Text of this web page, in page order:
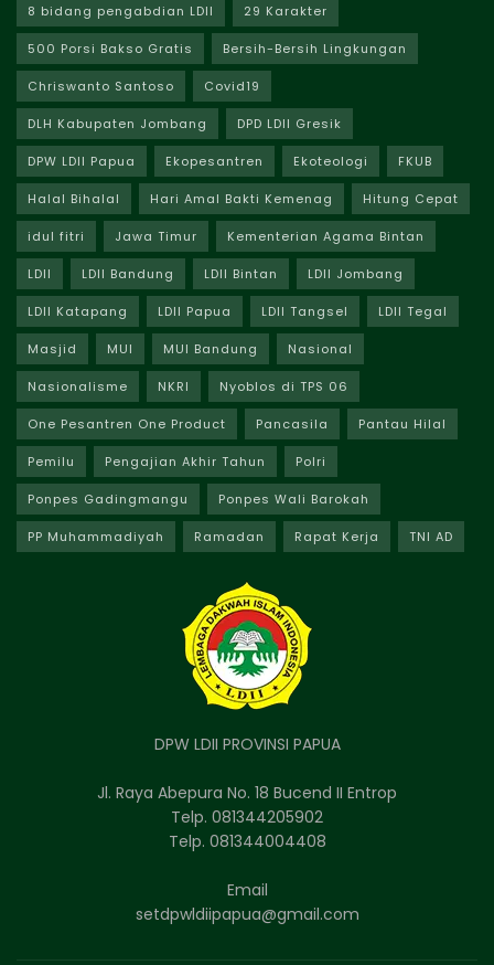
8 bidang pengabdian LDII 29 Karakter
500 Porsi Bakso Gratis Bersih-Bersih Lingkungan
Chriswanto Santoso Covid19
DLH Kabupaten Jombang DPD LDII Gresik
DPW LDII Papua Ekopesantren Ekoteologi FKUB
Halal Bihalal Hari Amal Bakti Kemenag Hitung Cepat
idul fitri Jawa Timur Kementerian Agama Bintan
LDII LDII Bandung LDII Bintan LDII Jombang
LDII Katapang LDII Papua LDII Tangsel LDII Tegal
Masjid MUI MUI Bandung Nasional
Nasionalisme NKRI Nyoblos di TPS 06
One Pesantren One Product Pancasila Pantau Hilal
Pemilu Pengajian Akhir Tahun Polri
Ponpes Gadingmangu Ponpes Wali Barokah
PP Muhammadiyah Ramadan Rapat Kerja TNI AD
DPW LDII PROVINSI PAPUA
Jl. Raya Abepura No. 18 Bucend II Entrop
Telp. 081344205902
Telp. 081344004408
Email
setdpwldiipapua@gmail.com